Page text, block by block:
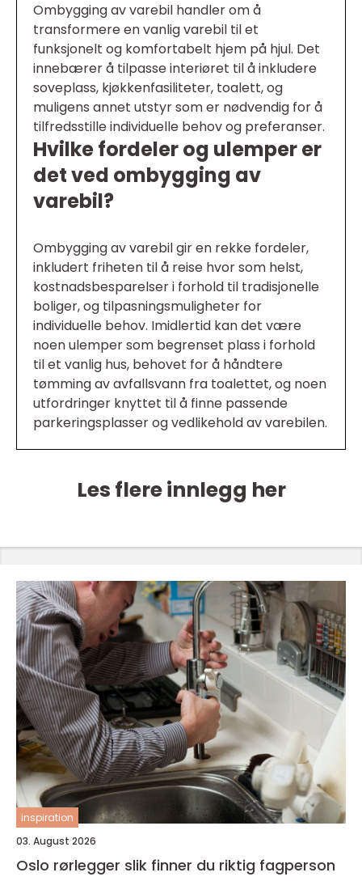
Ombygging av varebil handler om å
transformere en vanlig varebil til et
funksjonelt og komfortabelt hjem på hjul. Det
innebærer å tilpasse interiøret til å inkludere
soveplass, kjøkkenfasiliteter, toalett, og
muligens annet utstyr som er nødvendig for å
tilfredsstille individuelle behov og preferanser.
Hvilke fordeler og ulemper er
det ved ombygging av
varebil?
Ombygging av varebil gir en rekke fordeler,
inkludert friheten til å reise hvor som helst,
kostnadsbesparelser i forhold til tradisjonelle
boliger, og tilpasningsmuligheter for
individuelle behov. Imidlertid kan det være
noen ulemper som begrenset plass i forhold
til et vanlig hus, behovet for å håndtere
tømming av avfallsvann fra toalettet, og noen
utfordringer knyttet til å finne passende
parkeringsplasser og vedlikehold av varebilen.
Les flere innlegg her
inspiration
03. August 2026
Oslo rørlegger slik finner du riktig fagperson